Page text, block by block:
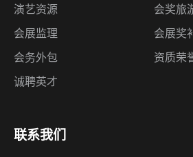
演艺资源
会奖旅
会展监理
会展奖
会务外包
资质荣
诚聘英才
联系我们